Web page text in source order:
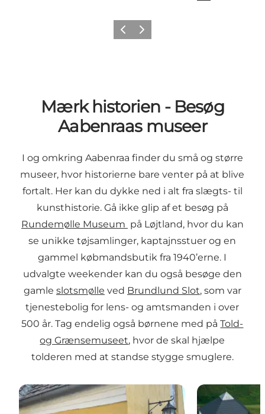
ForrigeNæste
Mærk historien - Besøg
Aabenraas museer
I og omkring Aabenraa finder du små og større
museer, hvor historierne bare venter på at blive
fortalt. Her kan du dykke ned i alt fra slægts- til
kunsthistorie. Gå ikke glip af et besøg på
Rundemølle Museum på Løjtland, hvor du kan
se unikke tøjsamlinger, kaptajnsstuer og en
gammel købmandsbutik fra 1940’erne. I
udvalgte weekender kan du også besøge den
gamle slotsmølle ved Brundlund Slot, som var
tjenestebolig for lens- og amtsmanden i over
500 år. Tag endelig også børnene med påTold-
og Grænsemuseet, hvor de skal hjælpe
tolderen med at standse stygge smuglere.
Egnsmuseet Jacob Michelsens Gård Told- og